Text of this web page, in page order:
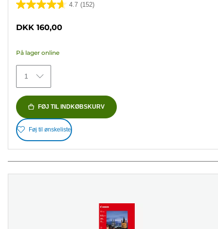
4.7 (152)
4.7
af
stjerner.
152
anmeldelser
DKK 160,00
På lager online
1
FØJ TIL INDKØBSKURV
Føj til ønskeliste